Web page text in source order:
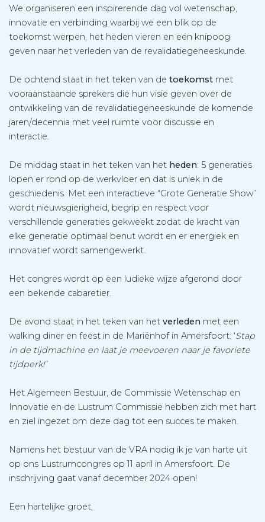
We organiseren een inspirerende dag vol wetenschap,
innovatie en verbinding waarbij we een blik op de
toekomst werpen, het heden vieren en een knipoog
geven naar het verleden van de revalidatiegeneeskunde.
De ochtend staat in het teken van de toekomst met
vooraanstaande sprekers die hun visie geven over de
ontwikkeling van de revalidatiegeneeskunde de komende
jaren/decennia met veel ruimte voor discussie en
interactie.
De middag staat in het teken van het heden: 5 generaties
lopen er rond op de werkvloer en dat is uniek in de
geschiedenis. Met een interactieve “Grote Generatie Show”
wordt nieuwsgierigheid, begrip en respect voor
verschillende generaties gekweekt zodat de kracht van
elke generatie optimaal benut wordt en er energiek en
innovatief wordt samengewerkt.
Het congres wordt op een ludieke wijze afgerond door
een bekende cabaretier.
De avond staat in het teken van het verleden met een
walking diner en feest in de Mariënhof in Amersfoort: ‘Stap
in de tijdmachine en laat je meevoeren naar je favoriete
tijdperk!’
Het Algemeen Bestuur, de Commissie Wetenschap en
Innovatie en de Lustrum Commissie hebben zich met hart
en ziel ingezet om deze dag tot een succes te maken.
Namens het bestuur van de VRA nodig ik je van harte uit
op ons Lustrumcongres op 11 april in Amersfoort. De
inschrijving gaat vanaf december 2024 open!
Een hartelijke groet,